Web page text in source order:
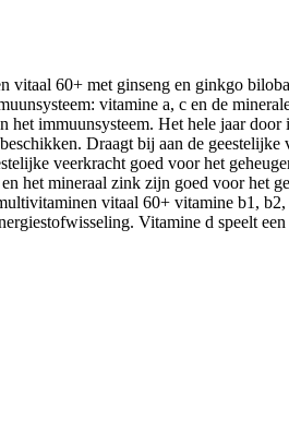
vitaal 60+ met ginseng en ginkgo
vitamine a, c en de
het immuunsysteem. Het hele jaar
Draagt bij aan de geestelijke
veerkracht goed voor het
het mineraal zink zijn goed voor het
vitaal 60+ vitamine b1,
Vitamine d speelt